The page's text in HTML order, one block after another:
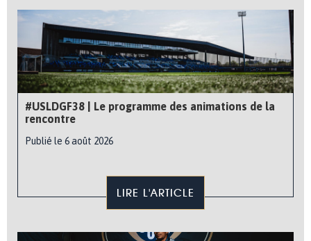
#USLDGF38 | Le programme des animations de la
rencontre
Publié le 6 août 2026
LIRE L'ARTICLE